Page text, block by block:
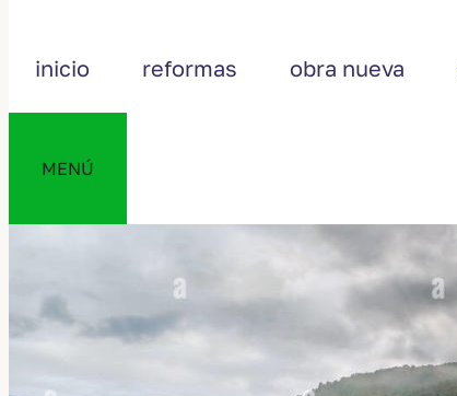
inicio reformas obra nueva
MENÚ